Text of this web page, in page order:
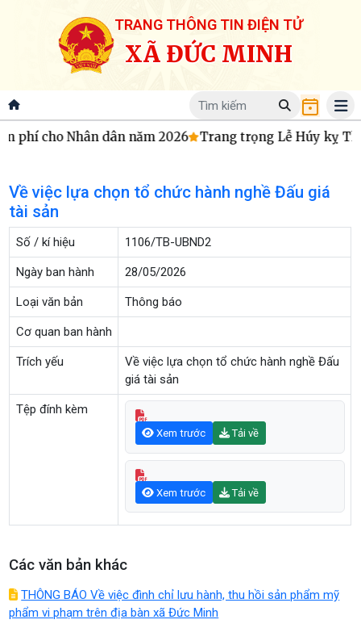
TRANG THÔNG TIN ĐIỆN TỬ
XÃ ĐỨC MINH
phí cho Nhân dân năm 2026 Trang trọng Lễ Húy kỵ
Về việc lựa chọn tổ chức hành nghề Đấu giá
tài sản
Số / kí hiệu 1106/TB-UBND2
Ngày ban hành 28/05/2026
Loại văn bản Thông báo
Cơ quan ban hành
Trích yếu
Về việc lựa chọn tổ chức hành nghề Đấu
giá tài sản
Tệp đính kèm
Xem trước Tải về
Xem trước Tải về
Các văn bản khác
THÔNG BÁO Về việc đình chỉ lưu hành, thu hồi sản phẩm mỹ
phẩm vi phạm trên địa bàn xã Đức Minh